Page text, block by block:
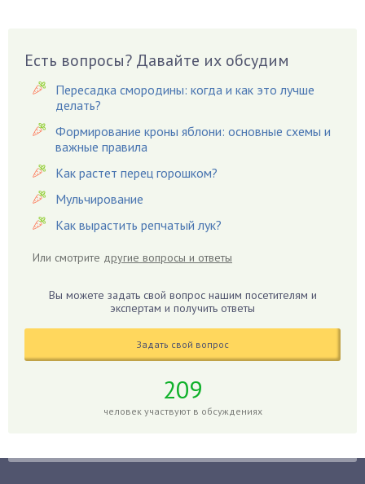
Вишня
Вредители
Гардения
Гацания
Гвоздики
Георгины
Герань
Гиацинт
Гиппеаструм
Годжи
Голубика
Есть вопросы? Давайте их обсудим
Пересадка смородины: когда и как это лучше
делать?
Формирование кроны яблони: основные схемы и
важные правила
Как растет перец горошком?
Мульчирование
Как вырастить репчатый лук?
Или смотрите другие вопросы и ответы
Вы можете задать свой вопрос нашим посетителям и
экспертам и получить ответы
Задать свой вопрос
209
человек участвуют в обсуждениях